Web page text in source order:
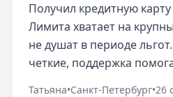
Получил кредитную
Лимита хватает на
не душат в периоде
четкие, поддержка
Татьяна•Санкт-Петербург•26